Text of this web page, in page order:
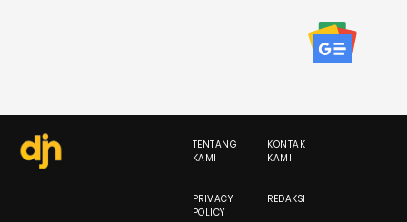
TENTANG
KAMI
KONTAK
KAMI
PRIVACY
POLICY
REDAKSI